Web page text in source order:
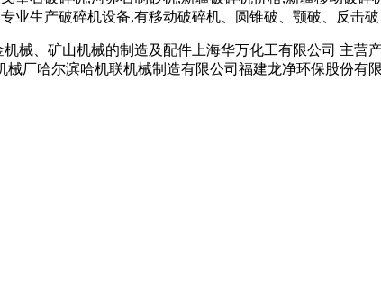
业生产破碎机设备,有移动破碎机、圆锥破、颚破、反击
械、矿山机械的制造及配件上海华万化工有限公司 主
厂哈尔滨哈机联机械制造有限公司福建龙净环保股份有